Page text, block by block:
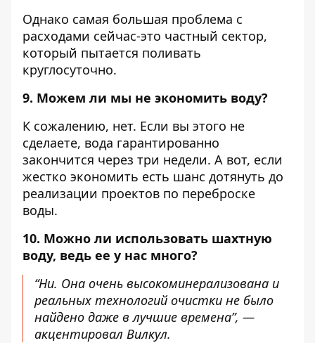
Однако самая большая проблема с
расходами сейчас-это частный сектор,
который пытается поливать
круглосуточно.
9. Можем ли мы не экономить воду?
К сожалению, нет. Если вы этого не
сделаете, вода гарантированно
закончится через три недели. А вот, если
жестко экономить есть шанс дотянуть до
реализации проектов по переброске
воды.
10. Можно ли использовать шахтную
воду, ведь ее у нас много?
“Ни. Она очень высокоминерализована и
реальных технологий очистки не было
найдено даже в лучшие времена”, —
акцентировал Вилкул.